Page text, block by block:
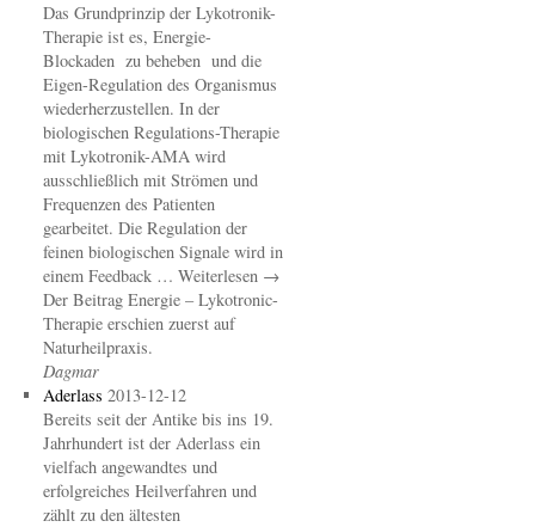
Das Grundprinzip der Lykotronik-
Therapie ist es, Energie-
Blockaden zu beheben und die
Eigen-Regulation des Organismus
wiederherzustellen. In der
biologischen Regulations-Therapie
mit Lykotronik-AMA wird
ausschließlich mit Strömen und
Frequenzen des Patienten
gearbeitet. Die Regulation der
feinen biologischen Signale wird in
einem Feedback … Weiterlesen →
Der Beitrag Energie – Lykotronic-
Therapie erschien zuerst auf
Naturheilpraxis.
Dagmar
Aderlass 2013-12-12
Bereits seit der Antike bis ins 19.
Jahrhundert ist der Aderlass ein
vielfach angewandtes und
erfolgreiches Heilverfahren und
zählt zu den ältesten